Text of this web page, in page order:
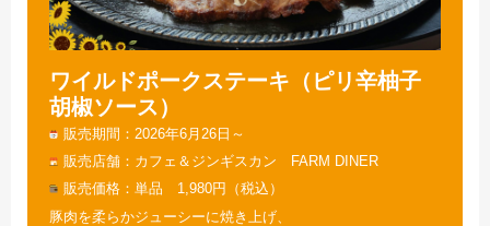
ワイルドポークステーキ（ピリ辛柚子
胡椒ソース）
販売期間
2026年6月26日～
販売店舗
カフェ＆ジンギスカン FARM DINER
販売価格
単品 1,980円（税込）
豚肉を柔らかジューシーに焼き上げ、